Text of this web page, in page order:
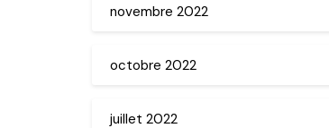
novembre 2022
octobre 2022
juillet 2022